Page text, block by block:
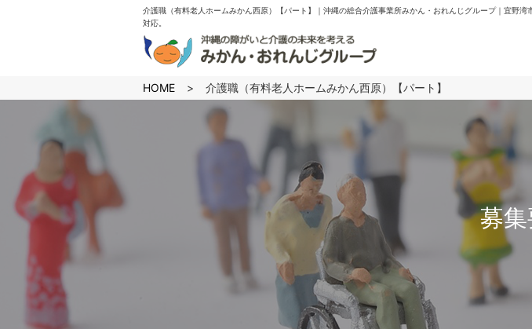
介護職（有料老人ホームみかん西原）【パート】｜沖縄の総合介護事業所みかん・おれんじグループ｜宜野
対応。
HOME 介護職（有料老人ホームみかん西原）【パート】
募